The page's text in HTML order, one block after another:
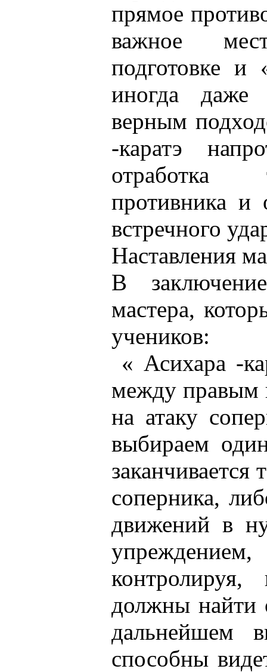
прямое
важное
подготовке и
иногда даже
верным
-каратэ
отработка
противника и
встречного
Наставления
В
мастера,
учеников:
« Асихара -
между правым
на атаку
выбираем
соперника,
движений в
должны найти
дальнейшем
способны